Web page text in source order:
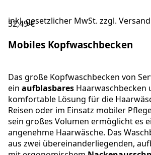
inkl. gesetzlicher MwSt. zzgl.
32,49 €
Mobiles Kopfwaschbecken
Das große Kopfwaschbecken von
ein aufblasbares Haarwaschbecken
komfortable Lösung für die
Reisen oder im Einsatz mobiler
sein großes Volumen ermöglicht es
angenehme Haarwäsche. Das
aus zwei übereinanderliegenden,